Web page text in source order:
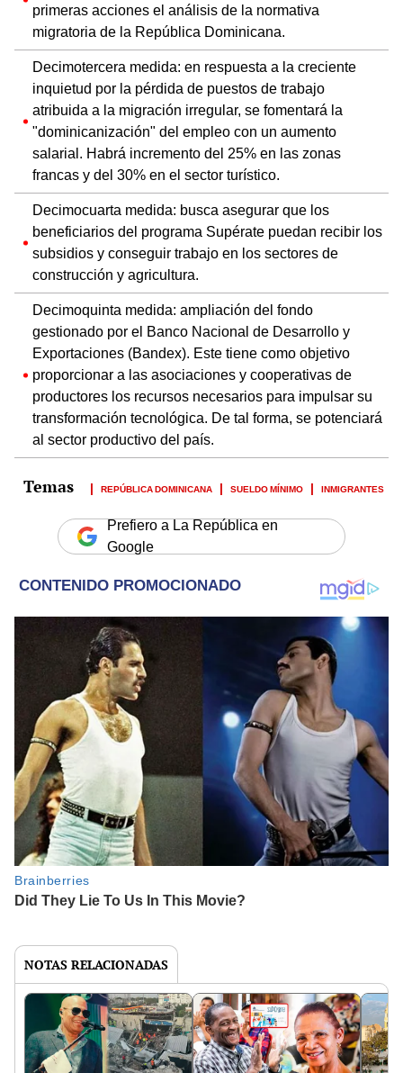
primeras acciones el análisis de la normativa
migratoria de la República Dominicana.
Decimotercera medida: en respuesta a la creciente
inquietud por la pérdida de puestos de trabajo
atribuida a la migración irregular, se fomentará la
"dominicanización" del empleo con un aumento
salarial. Habrá incremento del 25% en las zonas
francas y del 30% en el sector turístico.
Decimocuarta medida: busca asegurar que los
beneficiarios del programa Supérate puedan recibir los
subsidios y conseguir trabajo en los sectores de
construcción y agricultura.
Decimoquinta medida: ampliación del fondo
gestionado por el Banco Nacional de Desarrollo y
Exportaciones (Bandex). Este tiene como objetivo
proporcionar a las asociaciones y cooperativas de
productores los recursos necesarios para impulsar su
transformación tecnológica. De tal forma, se potenciará
al sector productivo del país.
REPÚBLICA DOMINICANA SUELDO MÍNIMO INMIGRANTES
Prefiero a La República en
Google
NOTAS RELACIONADAS